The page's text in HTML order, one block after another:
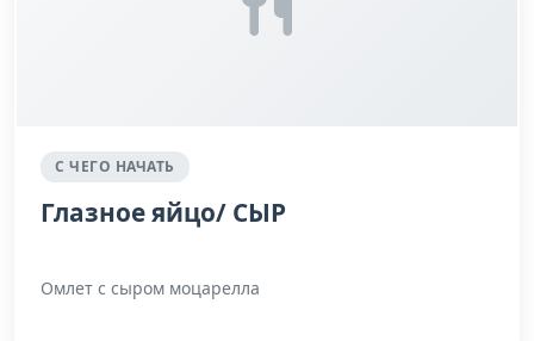
С ЧЕГО НАЧАТЬ
Глазное яйцо/ СЫР
Омлет с сыром моцарелла